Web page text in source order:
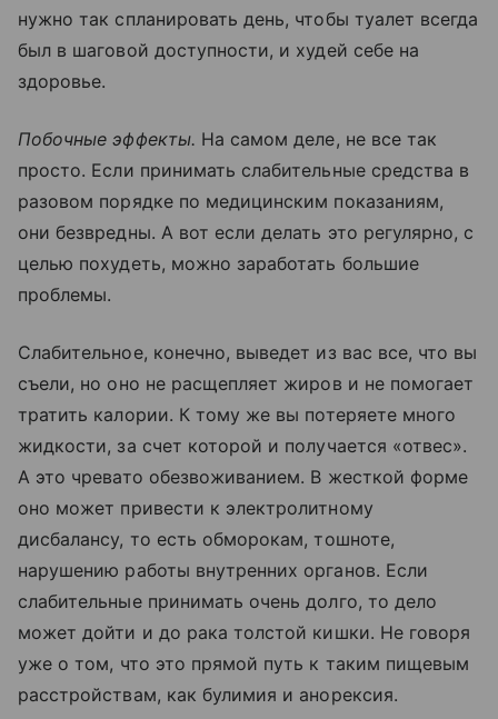
нужно так спланировать день, чтобы туалет всегда
был в шаговой доступности, и худей себе на
здоровье.
Побочные эффекты. На самом деле, не все так
просто. Если принимать слабительные средства в
разовом порядке по медицинским показаниям,
они безвредны. А вот если делать это регулярно, с
целью похудеть, можно заработать большие
проблемы.
Слабительное, конечно, выведет из вас все, что вы
съели, но оно не расщепляет жиров и не помогает
тратить калории. К тому же вы потеряете много
жидкости, за счет которой и получается «отвес».
А это чревато обезвоживанием. В жесткой форме
оно может привести к электролитному
дисбалансу, то есть обморокам, тошноте,
нарушению работы внутренних органов. Если
слабительные принимать очень долго, то дело
может дойти и до рака толстой кишки. Не говоря
уже о том, что это прямой путь к таким пищевым
расстройствам, как булимия и анорексия.